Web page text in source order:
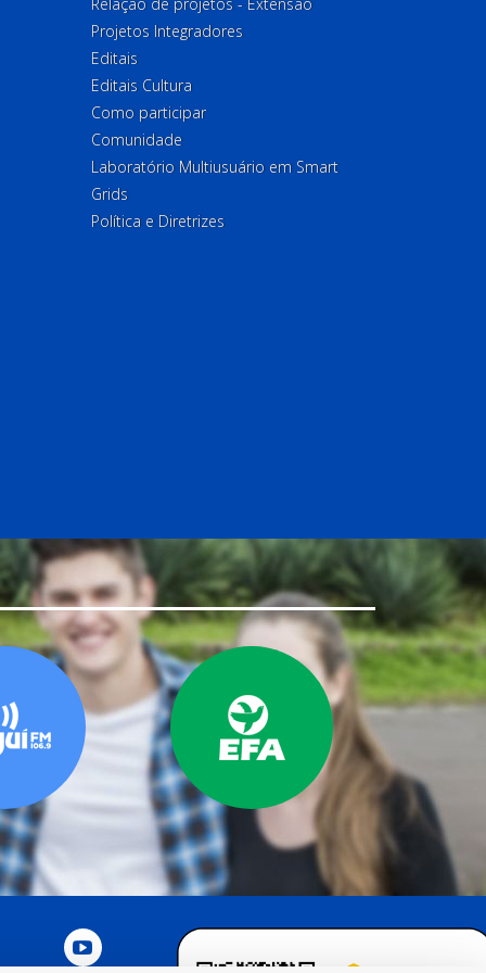
Projetos Integradores
Editais
Editais Cultura
Como participar
Comunidade
Laboratório Multiusuário em Smart
Grids
Política e Diretrizes